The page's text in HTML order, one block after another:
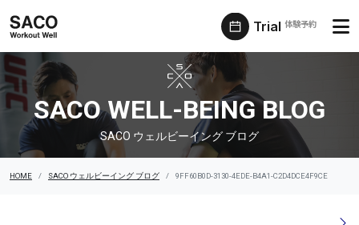
Trial 体験予約
SACO ウェルビーイング ブログ
SACO WELL-BEING BLOG
SACO ウェルビーイング ブログ
HOME SACO ウェルビーイング ブログ 9FF60B0D-3130-4EDE-B4A1-C2D4DCE4F9CE